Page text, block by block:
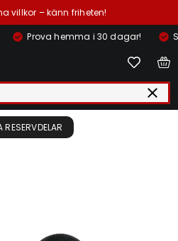
villkor – känn friheten!
Prova hemma i 30 dagar!
RESERVDELAR